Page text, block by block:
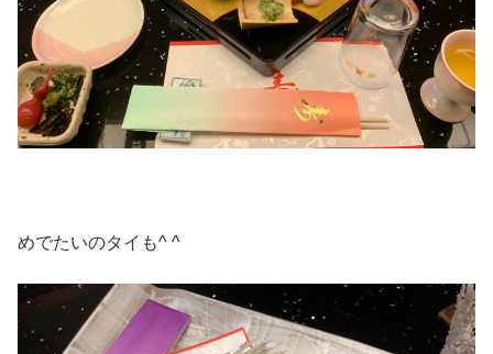
めでたいのタイも^ ^